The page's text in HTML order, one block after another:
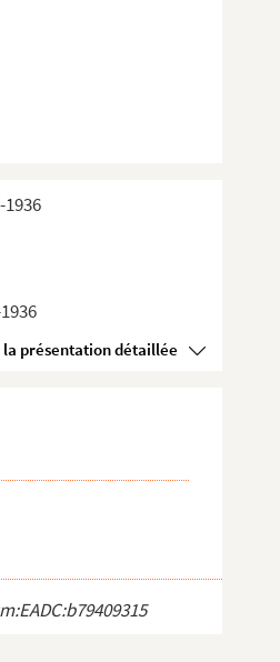
Voir la présentation détaillée